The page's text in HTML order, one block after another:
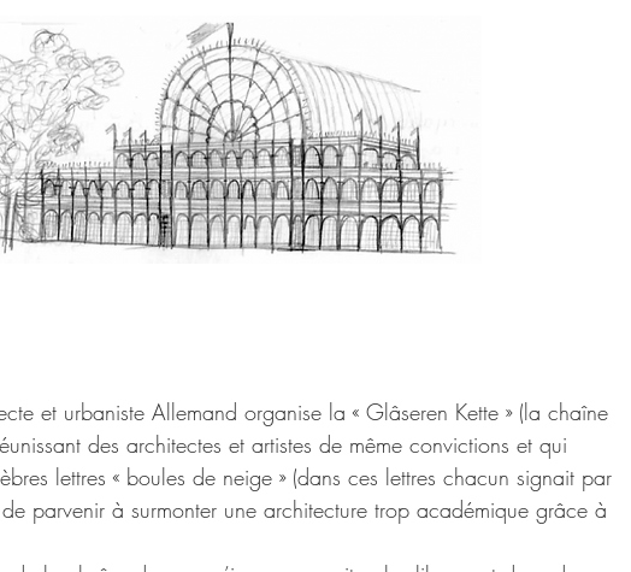
et urbaniste Allemand organise la « Glâseren Kette » (la chaîne
des architectes et artistes de même convictions et qui
lettres « boules de neige » (dans ces lettres chacun signait par
parvenir à surmonter une architecture trop académique grâce à